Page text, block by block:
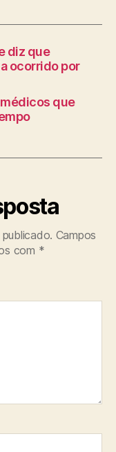
diz que
ocorrido por
que
Campos
com *